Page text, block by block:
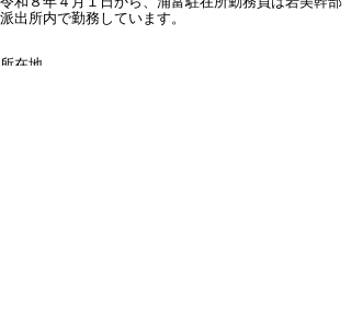
派出所内で勤務しています。
所在地